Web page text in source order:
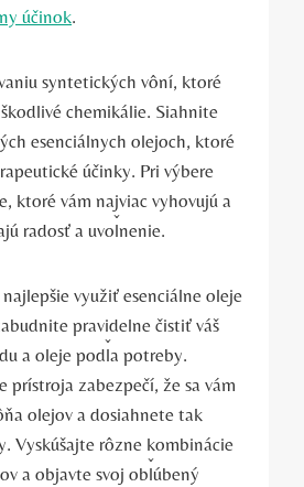
účinok.
syntetických vôní, ktoré
chemikálie. Siahnite
esenciálnych olejoch, ktoré
účinky. Pri výbere
ktoré vám najviac vyhovujú a
radosť a uvoľnenie.
využiť esenciálne oleje
pravidelne čistiť váš
a oleje podľa potreby.
prístroja zabezpečí, že sa vám
olejov a dosiahnete tak
Vyskúšajte rôzne kombinácie
a objavte svoj obľúbený